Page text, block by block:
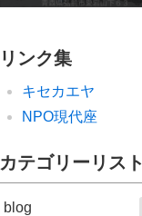
リンク集
キセカエヤ
NPO現代座
カテゴリーリスト
blog